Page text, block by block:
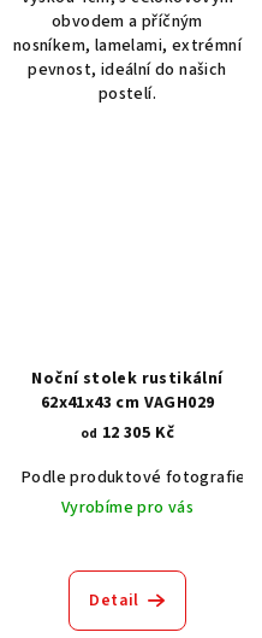
obvodem a příčným
nosníkem, lamelami, extrémní
pevnost, ideální do našich
postelí.
Akát vintage BT1551
Dub světlý
Noční stolek rustikální
62x41x43 cm VAGH029
od 12 305 Kč
Podle produktové fotografie
Vyrobíme pro vás
Detail